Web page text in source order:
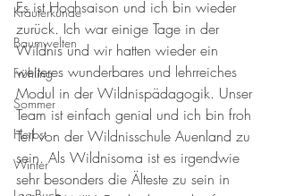
Kräuterkunde
Baumwelten
Frühling
Sommer
Herbst
Winter
Es ist Hochsaison und ich bin wieder
zurück. Ich war einige Tage in der
Wildnis und wir hatten wieder ein
weiteres wunderbares und lehrreiches
Modul in der Wildnispädagogik. Unser
Team ist einfach genial und ich bin froh
Teil von der Wildnisschule Auenland zu
sein. Als Wildnisoma ist es irgendwie
sehr besonders die Älteste zu sein in